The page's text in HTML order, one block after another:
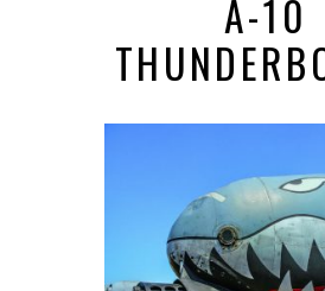
A-10